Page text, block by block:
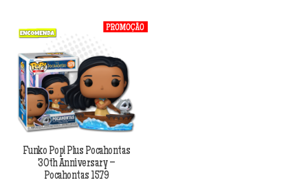
Funko Pop! Plus Pocahontas
30th Anniversary –
Pocahontas 1579